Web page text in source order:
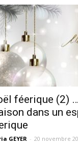
féerique (2)
dans un
GEYER - 20 novembre